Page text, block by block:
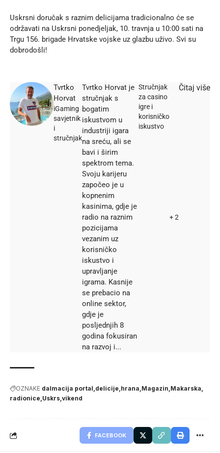
Uskrsni doručak s raznim delicijama tradicionalno će se
održavati na Uskrsni ponedjeljak, 10. travnja u 10:00 sati na
Trgu 156. brigade Hrvatske vojske uz glazbu uživo. Svi su
dobrodošli!
Tvrtko
Horvat
iGaming
savjetnik
i
stručnjak
Tvrtko Horvat je
stručnjak s
bogatim
iskustvom u
industriji igara
na sreću, ali se
bavi i širim
spektrom tema.
Svoju karijeru
započeo je u
kopnenim
kasinima, gdje je
radio na raznim
pozicijama
vezanim uz
korisničko
iskustvo i
upravljanje
igrama. Kasnije
se prebacio na
online sektor,
gdje je
posljednjih 8
godina fokusiran
na razvoj i...
Stručnjak
za casino
igre i
korisničko
iskustvo
+ 2
Čitaj više
OZNAKE dalmacija portal delicije hrana Magazin Makarska
radionice Uskrs vikend
FACEBOOK